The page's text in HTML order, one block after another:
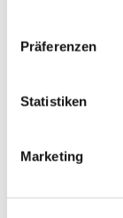
Präferenzen
Statistiken
Marketing